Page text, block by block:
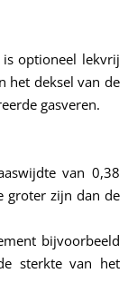
is optioneel lekvrij
het deksel van de
gasveren.
van 0,38
groter zijn dan de
bijvoorbeeld
sterkte van het